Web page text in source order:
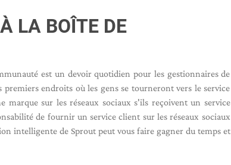
LA BOÎTE DE
est un devoir quotidien pour les gestionnaires de
endroits où les gens se tourneront vers le service
sur les réseaux sociaux s'ils reçoivent un service
de fournir un service client sur les réseaux sociaux
intelligente de Sprout peut vous faire gagner du temps et